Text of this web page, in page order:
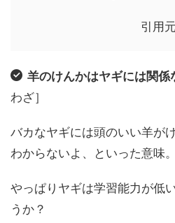
引用
羊のけんかはヤギには関係
わざ］
バカなヤギには頭のいい羊が
わからないよ、といった意味。
やっぱりヤギは学習能力が低
うか？